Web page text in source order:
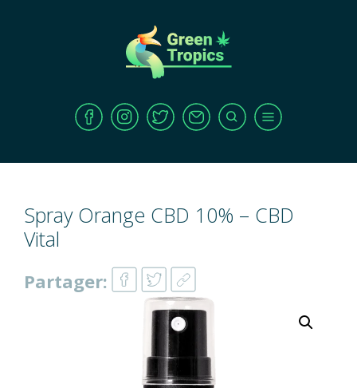
Spray Orange CBD 10% – CBD
Vital
Partager: